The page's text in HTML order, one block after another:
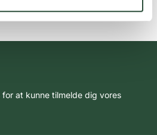
at kunne tilmelde dig vores